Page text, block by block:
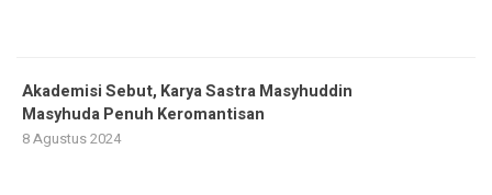
Akademisi Sebut, Karya Sastra Masyhuddin
Masyhuda Penuh Keromantisan
8 Agustus 2024